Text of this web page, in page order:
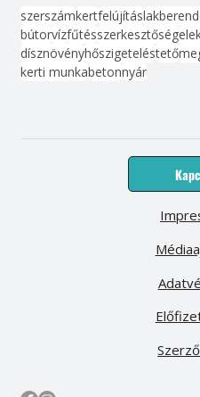
szerszámkertfelújítás
bútorvízfűtésszerkesztőség
dísznövényhőszigeteléstető
kerti munkabetonnyár